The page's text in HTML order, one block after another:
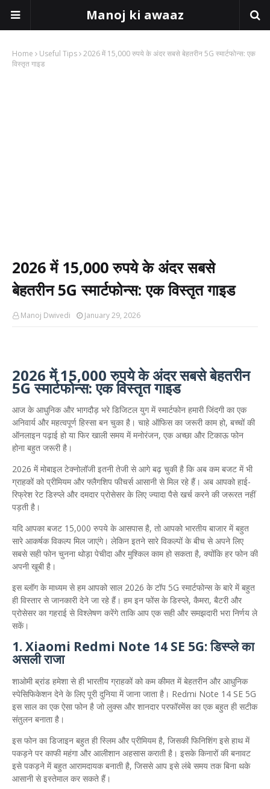
Manoj ki awaaz
Home Useful Tips 2026 में 15,000 रुपये के अंदर सबसे बेहतरीन 5G स्मार्टफोन्स: एक
विस्तृत गाइड
2026 में 15,000 रुपये के अंदर सबसे
बेहतरीन 5G स्मार्टफोन्स: एक विस्तृत गाइड
Manoj Dwivedi January 29, 2026
2026 में 15,000 रुपये के अंदर सबसे बेहतरीन
5G स्मार्टफोन्स: एक विस्तृत गाइड
​आज के आधुनिक और भागदौड़ भरे डिजिटल युग में स्मार्टफोन हमारी जिंदगी का एक
अनिवार्य और महत्वपूर्ण हिस्सा बन चुका है। चाहे ऑफिस का जरूरी काम हो, बच्चों की
ऑनलाइन पढ़ाई हो या फिर खाली समय में मनोरंजन, एक अच्छा और टिकाऊ फोन
होना बहुत जरूरी है।
​2026 में मोबाइल टेक्नोलॉजी इतनी तेजी से आगे बढ़ चुकी है कि अब कम बजट में भी
ग्राहकों को प्रीमियम और फ्लैगशिप फीचर्स आसानी से मिल रहे हैं। अब आपको हाई-
रिफ्रेश रेट डिस्प्ले और दमदार प्रोसेसर के लिए ज्यादा पैसे खर्च करने की जरूरत नहीं
पड़ती है।
​यदि आपका बजट 15,000 रुपये के आसपास है, तो आपको भारतीय बाजार में बहुत
सारे आकर्षक विकल्प मिल जाएंगे। लेकिन इतने सारे विकल्पों के बीच से अपने लिए
सबसे सही फोन चुनना थोड़ा पेचीदा और मुश्किल काम हो सकता है, क्योंकि हर फोन की
अपनी खूबी है।
​इस ब्लॉग के माध्यम से हम आपको साल 2026 के टॉप 5G स्मार्टफोन्स के बारे में बहुत
ही विस्तार से जानकारी देने जा रहे हैं। हम इन फोंस के डिस्प्ले, कैमरा, बैटरी और
प्रोसेसर का गहराई से विश्लेषण करेंगे ताकि आप एक सही और समझदारी भरा निर्णय ले
सकें।
1. Xiaomi Redmi Note 14 SE 5G: डिस्प्ले का
असली राजा
​शाओमी ब्रांड हमेशा से ही भारतीय ग्राहकों को कम कीमत में बेहतरीन और आधुनिक
स्पेसिफिकेशन देने के लिए पूरी दुनिया में जाना जाता है। Redmi Note 14 SE 5G
इस साल का एक ऐसा फोन है जो लुक्स और शानदार परफॉरमेंस का एक बहुत ही सटीक
संतुलन बनाता है।
​इस फोन का डिजाइन बहुत ही स्लिम और प्रीमियम है, जिसकी फिनिशिंग इसे हाथ में
पकड़ने पर काफी महंगा और आलीशान अहसास कराती है। इसके किनारों की बनावट
इसे पकड़ने में बहुत आरामदायक बनाती है, जिससे आप इसे लंबे समय तक बिना थके
आसानी से इस्तेमाल कर सकते हैं।